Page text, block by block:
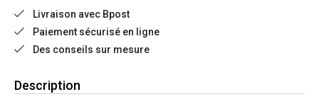
Livraison avec Bpost
Paiement sécurisé en ligne
Des conseils sur mesure
Description